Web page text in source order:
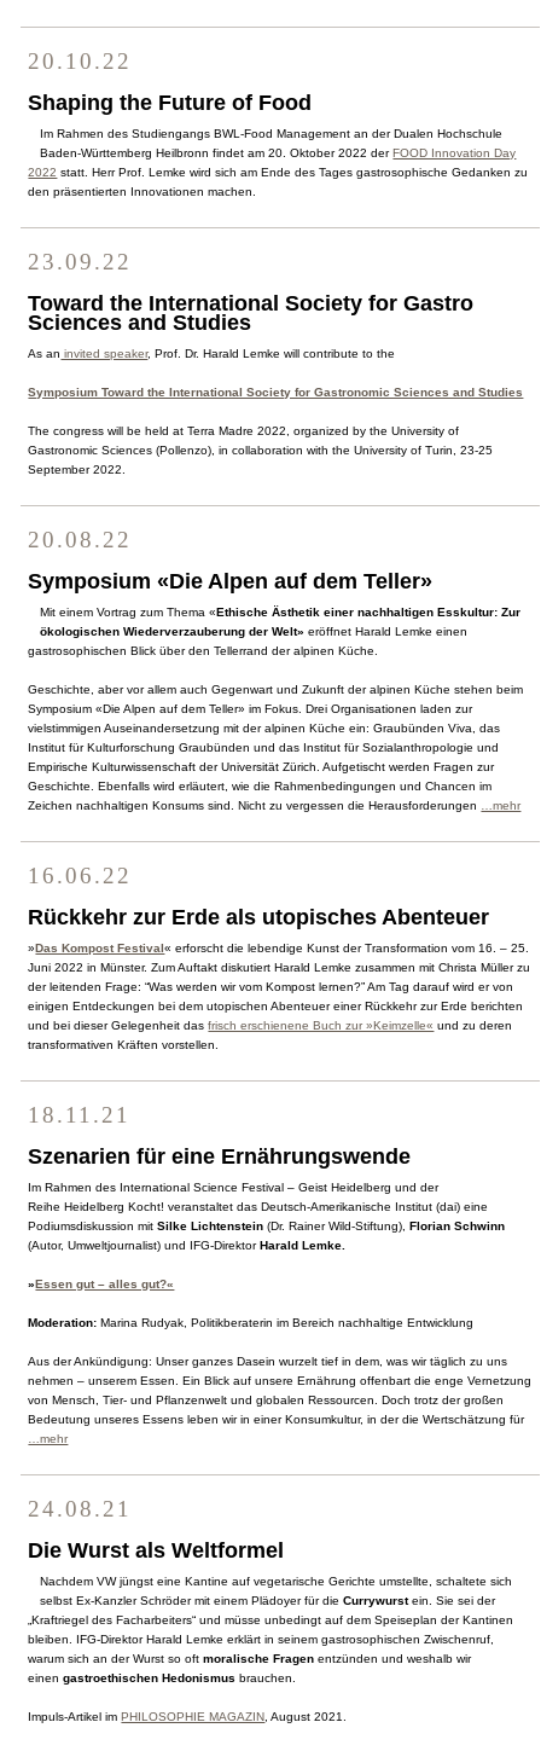
20.10.22
Shaping the Future of Food
Im Rahmen des Studiengangs BWL-Food Management an der Dualen Hochschule
Baden-Württemberg Heilbronn findet am 20. Oktober 2022 derFOOD Innovation Day
2022 statt. Herr Prof. Lemke wird sich am Ende des Tages gastrosophische Gedanken zu
den präsentierten Innovationen machen.
23.09.22
Toward the International Society for Gastro
Sciences and Studies
As an invited speaker, Prof. Dr. Harald Lemke will contribute to the
Symposium Toward the International Society for Gastronomic Sciences and Studies
The congress will be held at Terra Madre 2022, organized by the University of
Gastronomic Sciences (Pollenzo), in collaboration with the University of Turin, 23-25
September 2022.
20.08.22
Symposium «Die Alpen auf dem Teller»
Mit einem Vortrag zum Thema « Ethische Ästhetik einer nachhaltigen Esskultur: Zur
ökologischen Wiederverzauberung der Welt» eröffnet Harald Lemke einen
gastrosophischen Blick über den Tellerrand der alpinen Küche.
Geschichte, aber vor allem auch Gegenwart und Zukunft der alpinen Küche stehen beim
Symposium «Die Alpen auf dem Teller» im Fokus. Drei Organisationen laden zur
vielstimmigen Auseinandersetzung mit der alpinen Küche ein: Graubünden Viva, das
Institut für Kulturforschung Graubünden und das Institut für Sozialanthropologie und
Empirische Kulturwissenschaft der Universität Zürich. Aufgetischt werden Fragen zur
Geschichte. Ebenfalls wird erläutert, wie die Rahmenbedingungen und Chancen im
Zeichen nachhaltigen Konsums sind. Nicht zu vergessen die Herausforderungen …mehr
16.06.22
Rückkehr zur Erde als utopisches Abenteuer
» Das Kompost Festival« erforscht die lebendige Kunst der Transformation vom 16. – 25.
Juni 2022 in Münster. Zum Auftakt diskutiert Harald Lemke zusammen mit Christa Müller zu
der leitenden Frage: “Was werden wir vom Kompost lernen?” Am Tag darauf wird er von
einigen Entdeckungen bei dem utopischen Abenteuer einer Rückkehr zur Erde berichten
und bei dieser Gelegenheit dasfrisch erschienene Buch zur »Keimzelle« und zu deren
transformativen Kräften vorstellen.
18.11.21
Szenarien für eine Ernährungswende
Im Rahmen des International Science Festival – Geist Heidelberg und der
Reihe Heidelberg Kocht! veranstaltet das Deutsch-Amerikanische Institut (dai) eine
Podiumsdiskussion mit Silke Lichtenstein (Dr. Rainer Wild-Stiftung), Florian Schwinn
(Autor, Umweltjournalist) und IFG-Direktor Harald Lemke.
» Essen gut – alles gut?«
Moderation: Marina Rudyak, Politikberaterin im Bereich nachhaltige Entwicklung
Aus der Ankündigung: Unser ganzes Dasein wurzelt tief in dem, was wir täglich zu uns
nehmen – unserem Essen. Ein Blick auf unsere Ernährung offenbart die enge Vernetzung
von Mensch, Tier- und Pflanzenwelt und globalen Ressourcen. Doch trotz der großen
Bedeutung unseres Essens leben wir in einer Konsumkultur, in der die Wertschätzung für
…mehr
24.08.21
Die Wurst als Weltformel
Nachdem VW jüngst eine Kantine auf vegetarische Gerichte umstellte, schaltete sich
selbst Ex-Kanzler Schröder mit einem Plädoyer für dieCurrywurstein. Sie sei der
„Kraftriegel des Facharbeiters“ und müsse unbedingt auf dem Speiseplan der Kantinen
bleiben. IFG-Direktor Harald Lemke erklärt in seinem gastrosophischen Zwischenruf,
warum sich an der Wurst so oftmoralische Fragen entzünden und weshalb wir
einengastroethischen Hedonismus brauchen.
Impuls-Artikel im PHILOSOPHIE MAGAZIN, August 2021.